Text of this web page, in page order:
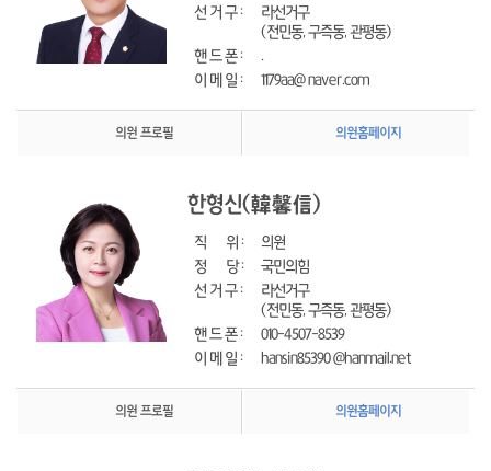
선 거 구 :
라선거구
(전민동, 구즉동, 관평동)
핸 드 폰 :
.
이 메 일 :
1179aa@ naver.com
의원 프로필 의원홈페이지
한형신(韓馨信)
직      위 :
의원
정      당 :
국민의힘
선 거 구 :
라선거구
(전민동, 구즉동, 관평동)
핸 드 폰 :
010-4507-8539
이 메 일 :
hansin85390 @hanmail.net
의원 프로필 의원홈페이지